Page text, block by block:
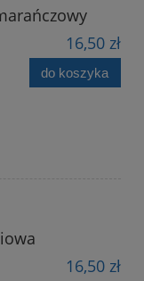
16,50 zł
do koszyka
16,50 zł